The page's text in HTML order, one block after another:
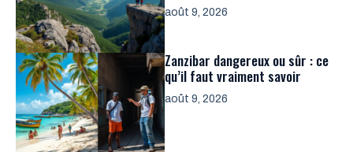
août 9, 2026
Zanzibar dangereux ou sûr : ce
qu’il faut vraiment savoir
août 9, 2026